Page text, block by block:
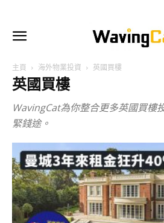
主頁 海外物業投資 英國買樓
英國買樓
WavingCat為你整合更多英國買樓
緊錢途。